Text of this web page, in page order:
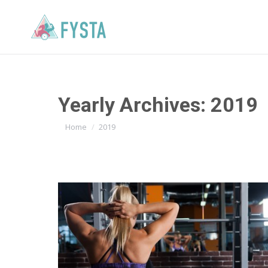
Yearly Archives: 2019
You are here:
Home 2019